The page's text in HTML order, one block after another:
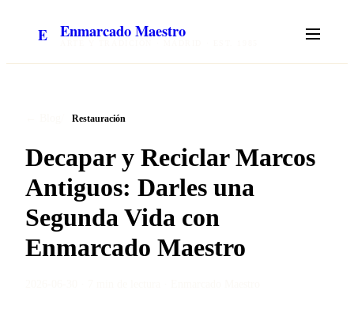
E Enmarcado Maestro
Restauración
Decapar y Reciclar Marcos
Antiguos: Darles una
Segunda Vida con
Enmarcado Maestro